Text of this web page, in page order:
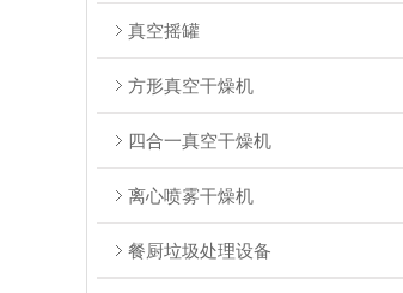
真空摇罐
方形真空干燥机
四合一真空干燥机
离心喷雾干燥机
餐厨垃圾处理设备